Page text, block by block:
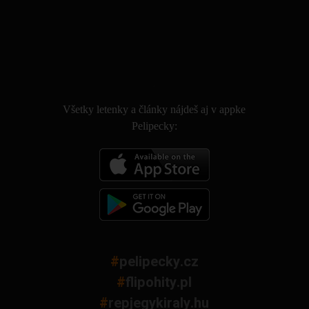
Všetky letenky a články nájdeš aj v appke
Pelipecky:
#pelipecky.cz
#flipohity.pl
#repjegykiraly.hu